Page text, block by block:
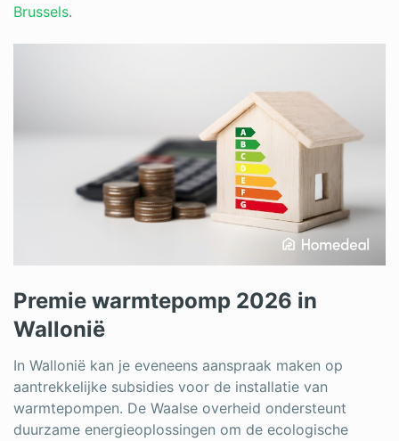
Brussels.
Premie warmtepomp 2026 in
Wallonië
In Wallonië kan je eveneens aanspraak maken op
aantrekkelijke subsidies voor de installatie van
warmtepompen. De Waalse overheid ondersteunt
duurzame energieoplossingen om de ecologische